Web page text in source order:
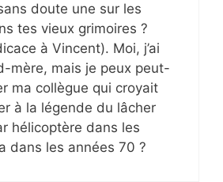
doute une sur les
tes vieux grimoires ?
à Vincent). Moi, j’ai
mère, mais je peux peut-
ma collègue qui croyait
à la légende du lâcher
hélicoptère dans les
dans les années 70 ?